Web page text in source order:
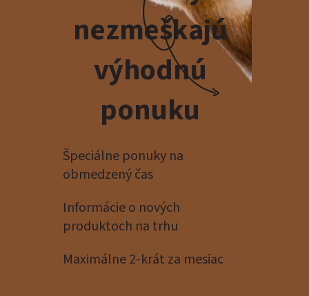
nezmeškajú
výhodnú
ponuku
Špeciálne ponuky na
obmedzený čas
Informácie o nových
produktoch na trhu
Maximálne 2-krát za mesiac